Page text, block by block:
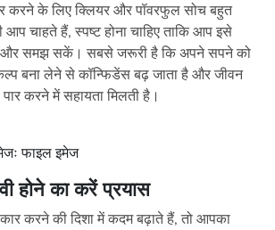
करने के लिए क्लियर और पॉवरफुल सोच बहुत
चाहते हैं, स्पष्ट होना चाहिए ताकि आप इसे
और समझ सकें। सबसे जरूरी है कि अपने सपने को
बना लेने से कॉन्फिडेंस बढ़ जाता है और जीवन
करने में सहायता मिलती है।
फाइल इमेज
होने का करें प्रयास
करने की दिशा में कदम बढ़ाते हैं, तो आपका